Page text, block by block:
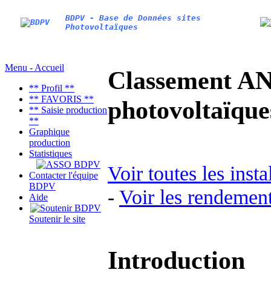
BDPV - Base de Données sites
Photovoltaïques
Menu - Accueil
** Profil **
** FAVORIS **
** Saisie production
**
Graphique
production
Statistiques
Contacter l'équipe
BDPV
Aide
Soutenir le site
Classement
Voir toutes les
- Voir les
Introduction